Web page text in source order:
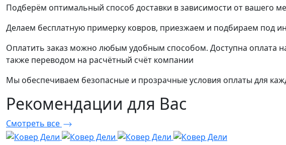
Подберём оптимальный способ доставки в зависимости от вашего
Делаем бесплатную примерку ковров, приезжаем и подбираем под
Оплатить заказ можно любым удобным способом. Доступна оплата
также переводом на расчётный счёт компании
Мы обеспечиваем безопасные и прозрачные условия оплаты для
Рекомендации для Вас
Смотреть все